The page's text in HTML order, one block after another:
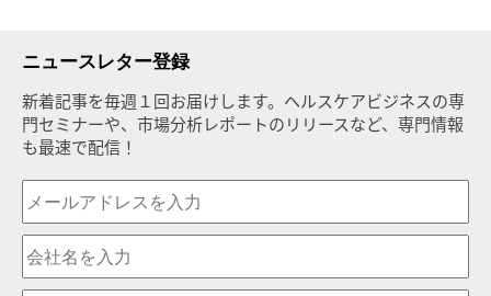
ニュースレター登録
新着記事を毎週１回お届けします。ヘルスケアビジネスの専
門セミナーや、市場分析レポートのリリースなど、専門情報
も最速で配信！